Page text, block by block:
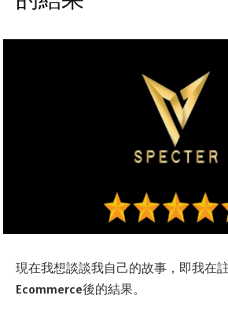
現在我想談談我自己的故事，即我在
Ecommerce後的結果。